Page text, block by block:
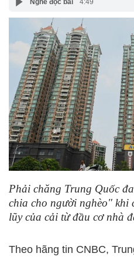
Phải chăng Trung Quốc
chia cho người nghèo" khi
lũy của cải từ đầu cơ nhà
Theo hãng tin CNBC,